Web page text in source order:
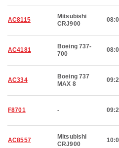
AC8115
Mitsubishi
CRJ900
AC4181
Boeing 737-
700
AC334
Boeing 737
MAX 8
F8701 -
AC8557
Mitsubishi
CRJ900